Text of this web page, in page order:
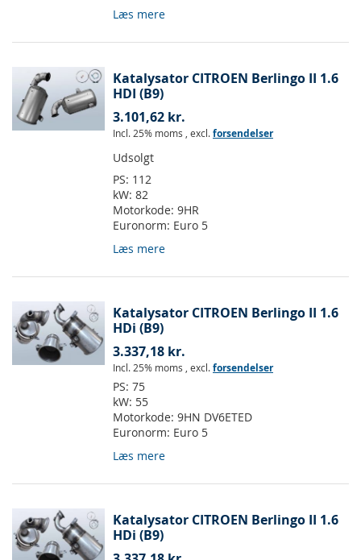
Læs mere
Katalysator CITROEN Berlingo II 1.6
HDI (B9)
3.101,62 kr.
Incl. 25% moms , excl.forsendelser
Udsolgt
PS: 112
kW: 82
Motorkode: 9HR
Euronorm: Euro 5
Læs mere
Katalysator CITROEN Berlingo II 1.6
HDi (B9)
3.337,18 kr.
Incl. 25% moms , excl.forsendelser
PS: 75
kW: 55
Motorkode: 9HN DV6ETED
Euronorm: Euro 5
Læs mere
Katalysator CITROEN Berlingo II 1.6
HDi (B9)